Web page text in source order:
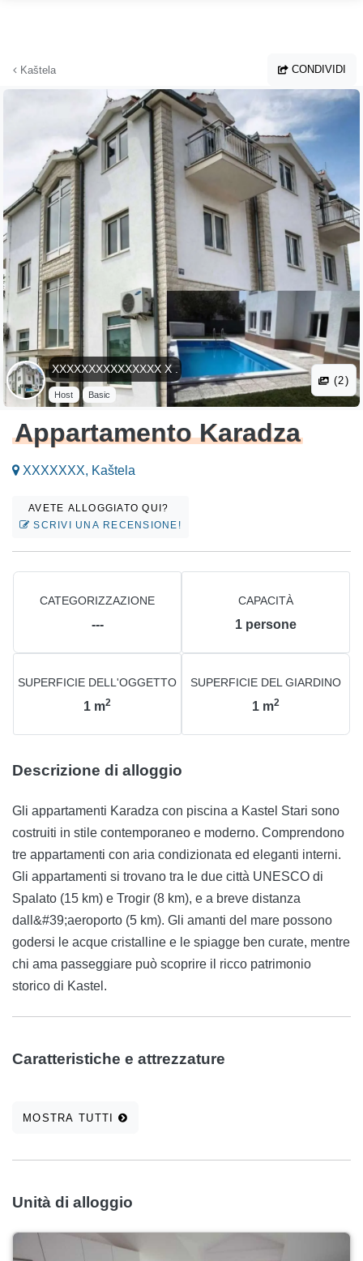
Kaštela CONDIVIDI
XXXXXXXXXXXXXXX X .
Host Basic
(2)
Appartamento Karadza
XXXXXXX, Kaštela
AVETE ALLOGGIATO QUI?
SCRIVI UNA RECENSIONE!
CATEGORIZZAZIONE
---
CAPACITÀ
1 persone
SUPERFICIE DELL'OGGETTO
1 m2
SUPERFICIE DEL GIARDINO
1 m2
Descrizione di alloggio
Gli appartamenti Karadza con piscina a Kastel Stari sono
costruiti in stile contemporaneo e moderno. Comprendono
tre appartamenti con aria condizionata ed eleganti interni.
Gli appartamenti si trovano tra le due città UNESCO di
Spalato (15 km) e Trogir (8 km), e a breve distanza
dall&#39;aeroporto (5 km). Gli amanti del mare possono
godersi le acque cristalline e le spiagge ben curate, mentre
chi ama passeggiare può scoprire il ricco patrimonio
storico di Kastel.
Caratteristiche e attrezzature
MOSTRA TUTTI
Unità di alloggio